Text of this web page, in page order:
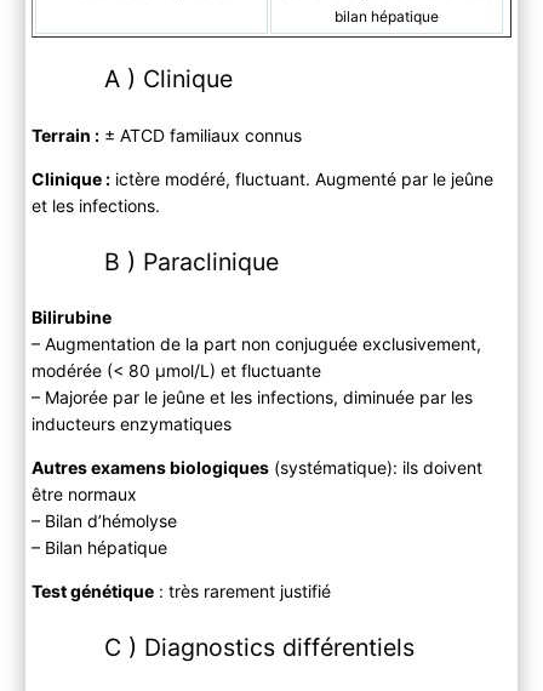
bilan hépatique
A ) Clinique
Terrain :± ATCD familiaux connus
Clinique :ictère modéré, fluctuant. Augmenté par le jeûne
et les infections.
B ) Paraclinique
Bilirubine
– Augmentation de la part non conjuguée exclusivement,
modérée (< 80 µmol/L) et fluctuante
– Majorée par le jeûne et les infections, diminuée par les
inducteurs enzymatiques
Autres examens biologiques(systématique): ils doivent
être normaux
– Bilan d’hémolyse
– Bilan hépatique
Test génétique: très rarement justifié
C ) Diagnostics différentiels